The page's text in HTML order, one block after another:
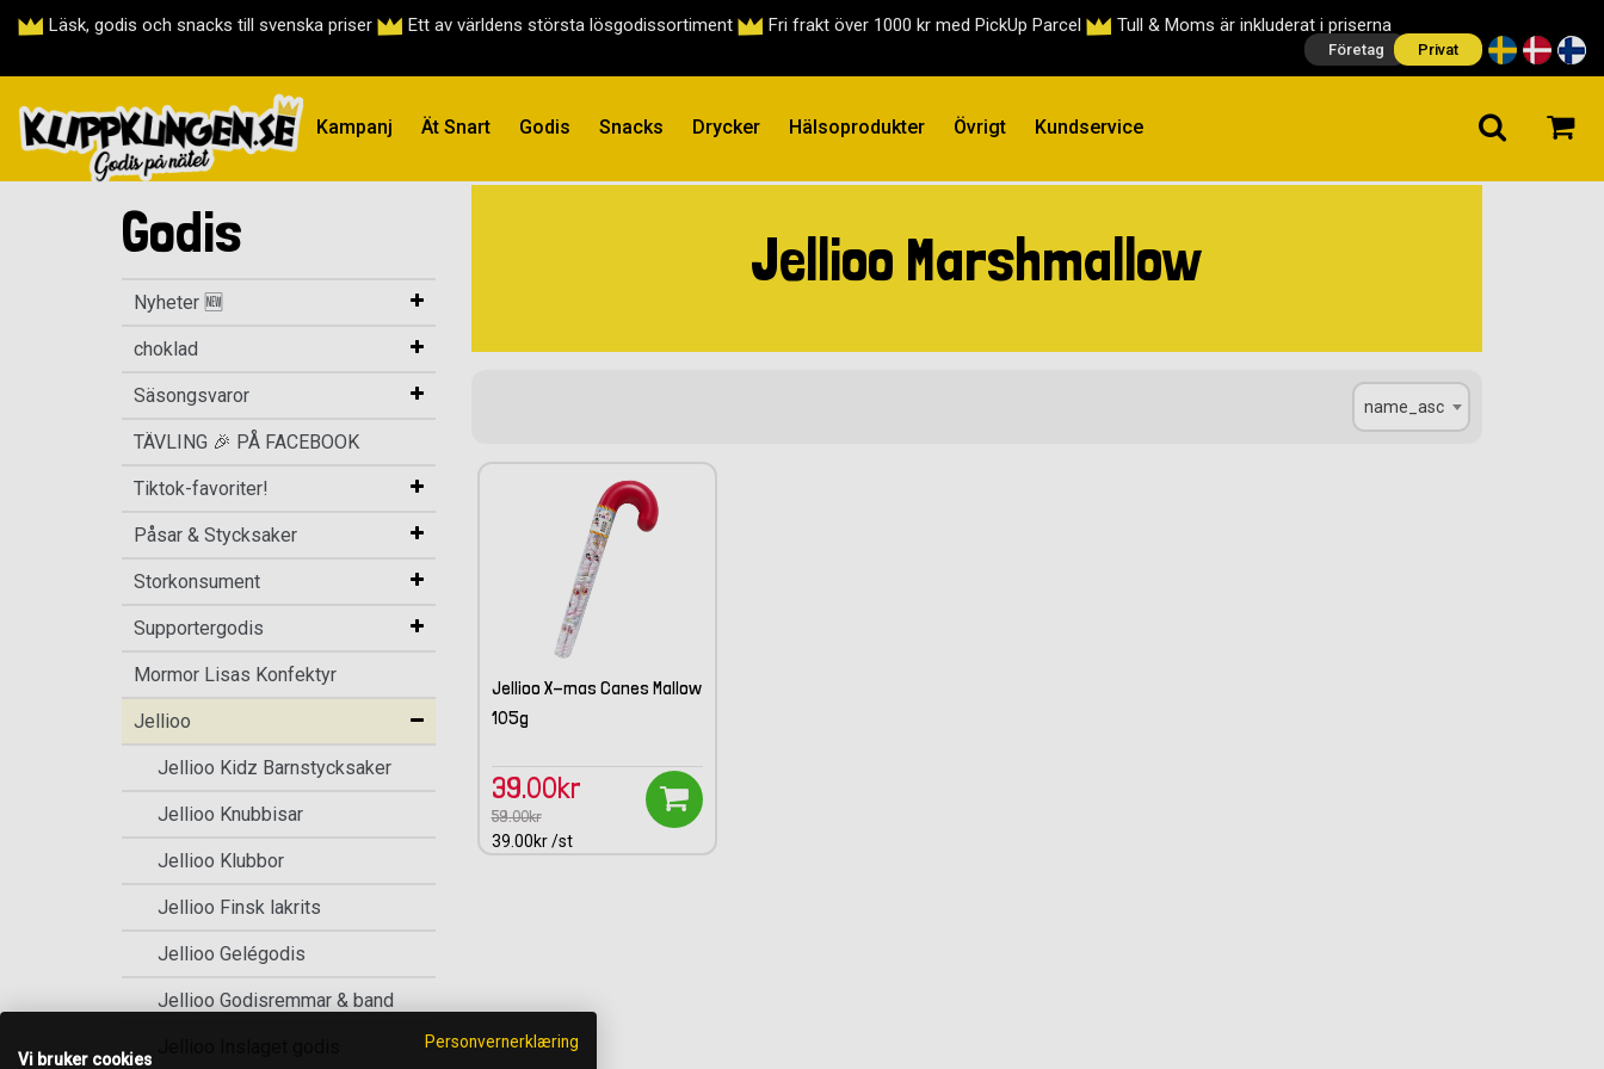
Läsk, godis och snacks till svenska priser Ett av världens största lösgodissortiment Fri frakt över 1000 kr med PickUp Parcel Tull & Moms är inkluderat i priserna
Företag Privat
Kampanj Ät Snart Godis Snacks Drycker Hälsoprodukter Övrigt Kundservice
Godis
Nyheter 🆕
choklad
Säsongsvaror
TÄVLING 🎉 PÅ FACEBOOK
Tiktok-favoriter!
Påsar & Stycksaker
Storkonsument
Supportergodis
Mormor Lisas Konfektyr
Jellioo
Jellioo Kidz Barnstycksaker
Jellioo Knubbisar
Jellioo Klubbor
Jellioo Finsk lakrits
Jellioo Gelégodis
Jellioo Godisremmar & band
Jellioo Marshmallow
name_asc
Jellioo X-mas Canes Mallow
105g
39.00kr
59.00kr
39.00kr /st
Personvernerklæring
Vi bruker cookies